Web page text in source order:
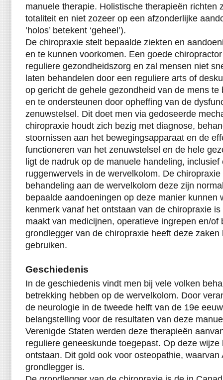
manuele therapie. Holistische therapieën richten
totaliteit en niet zozeer op een afzonderlijke
’holos’ betekent ‘geheel’).
De chiropraxie stelt bepaalde ziekten en
en te kunnen voorkomen. Een goede
reguliere gezondheidszorg en zal mensen niet
laten behandelen door een reguliere arts of
op gericht de gehele gezondheid van de mens
en te ondersteunen door opheffing van de
zenuwstelsel. Dit doet men via gedoseerde
chiropraxie houdt zich bezig met diagnose,
stoornissen aan het bewegingsapparaat en de
functioneren van het zenuwstelsel en de hele
ligt de nadruk op de manuele handeling,
ruggenwervels in de wervelkolom. De
behandeling aan de wervelkolom deze zijn
bepaalde aandoeningen op deze manier kunnen
kenmerk vanaf het ontstaan van de chiropraxie
maakt van medicijnen, operatieve ingrepen en/of
grondlegger van de chiropraxie heeft deze zaken
gebruiken.
Geschiedenis
In de geschiedenis vindt men bij vele volken
betrekking hebben op de wervelkolom. Door
de neurologie in de tweede helft van de 19e
belangstelling voor de resultaten van deze
Verenigde Staten werden deze therapieën
reguliere geneeskunde toegepast. Op deze
ontstaan. Dit gold ook voor osteopathie,
grondlegger is.